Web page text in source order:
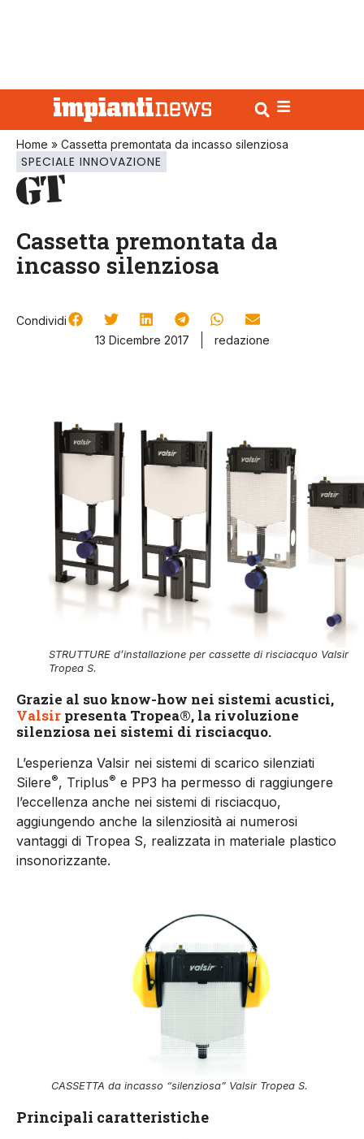
Home » Cassetta premontata da incasso silenziosa
SPECIALE INNOVAZIONE
Cassetta premontata da
incasso silenziosa
Condividi
13 Dicembre 2017
redazione
STRUTTURE d’installazione per cassette di risciacquo Valsir
Tropea S.
Grazie al suo know-how nei sistemi acustici,
Valsir presenta Tropea®, la rivoluzione
silenziosa nei sistemi di risciacquo.
L’esperienza Valsir nei sistemi di scarico silenziati
Silere®, Triplus® e PP3 ha permesso di raggiungere
l’eccellenza anche nei sistemi di risciacquo,
aggiungendo anche la silenziosità ai numerosi
vantaggi di Tropea S, realizzata in materiale plastico
insonorizzante.
CASSETTA da incasso “silenziosa” Valsir Tropea S.
Principali caratteristiche